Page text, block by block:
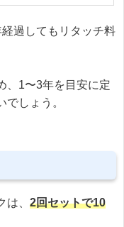
過してもリタッチ料
、1〜3年を目安に定
しょう。
、 2回セットで10